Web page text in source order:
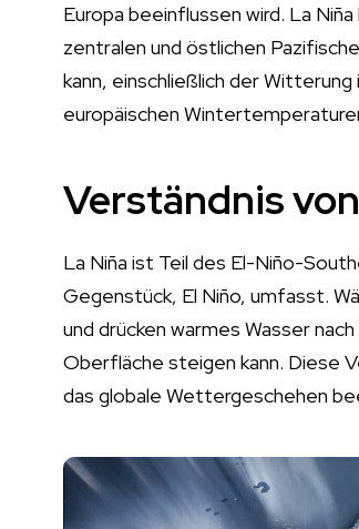
Europa beeinflussen wird. La
zentralen und östlichen
kann, einschließlich der
europäischen
Verständnis
La Niña ist Teil des El-Niño-
Gegenstück, El Niño, umfasst.
und drücken warmes Wasser
Oberfläche steigen kann. Diese
das globale Wettergeschehen